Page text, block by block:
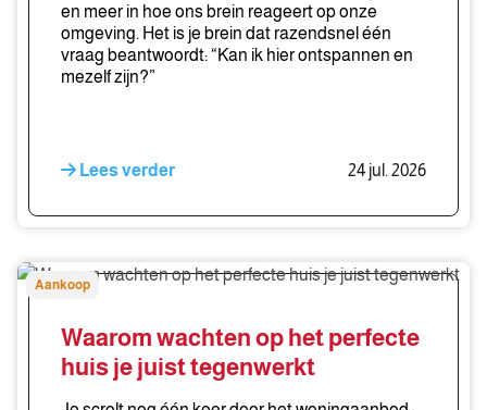
en meer in hoe ons brein reageert op onze
omgeving. Het is je brein dat razendsnel één
vraag beantwoordt: “Kan ik hier ontspannen en
mezelf zijn?”
Lees verder 24 jul. 2026
Waarom
wachten
perfecte
Aankoop
Waarom wachten op het perfecte
huis je juist tegenwerkt